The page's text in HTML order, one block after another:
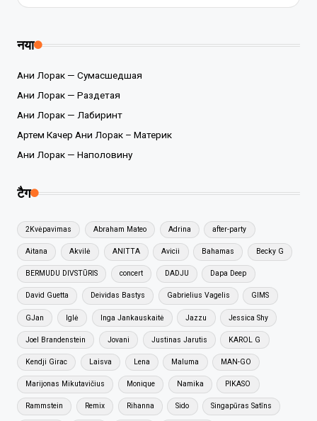
नया
Ани Лорак — Сумасшедшая
Ани Лорак — Раздетая
Ани Лорак — Лабиринт
Артем Качер Ани Лорак – Материк
Ани Лорак — Наполовину
टैग
2Kvėpavimas Abraham Mateo Adrina after-party
Aitana Akvilė ANITTA Avicii Bahamas Becky G
BERMUDU DIVSTŪRIS concert DADJU Dapa Deep
David Guetta Deividas Bastys Gabrielius Vagelis GIMS
GJan Iglė Inga Jankauskaitė Jazzu Jessica Shy
Joel Brandenstein Jovani Justinas Jarutis KAROL G
Kendji Girac Laisva Lena Maluma MAN-GO
Marijonas Mikutavičius Monique Namika PIKASO
Rammstein Remix Rihanna Sido Singapūras Satīns